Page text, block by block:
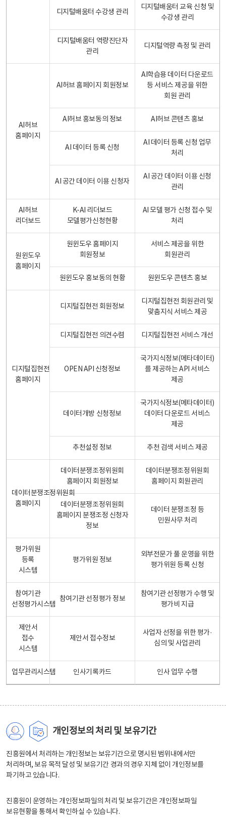
디지털배움터 수강생 관리
디지털배움터 교육 신청 및
수강생 관리
디지털배움터 역량진단자
관리
디지털역량 측정 및 관리
AI허브
홈페이지
AI허브 홈페이지 회원정보
AI학습용 데이터 다운로드
등 서비스 제공을 위한
회원 관리
AI허브 홍보동의 정보 AI허브 콘텐츠 홍보
AI 데이터 등록 신청
AI 데이터 등록 신청 업무
처리
AI 공간 데이터 이용 신청자
AI 공간 데이터 이용 신청
관리
AI허브
리더보드
K-AI 리더보드
모델평가신청현황
AI 모델 평가 신청 접수 및
처리
원윈도우
홈페이지
원윈도우 홈페이지
회원정보
서비스 제공을 위한
회원관리
원윈도우 홍보동의 현황 원윈도우 콘텐츠 홍보
디지털집현전
홈페이지
디지털집현전 회원정보
디지털집현전 회원관리 및
맞춤지식 서비스 제공
디지털집현전 의견수렴 디지털집현전 서비스 개선
OPEN API 신청정보
국가지식정보(메타데이터)
를 제공하는 API 서비스
제공
데이터개방 신청정보
국가지식정보(메타데이터)
데이터 다운로드 서비스
제공
추천설정 정보 추천 검색 서비스 제공
데이터분쟁조정위원회
홈페이지
데이터분쟁조정위원회
홈페이지 회원정보
데이터분쟁조정위원회
홈페이지 회원관리
데이터분쟁조정위원회
홈페이지 분쟁조정 신청자
정보
데이터 분쟁조정 등
민원사무 처리
평가위원
등록
시스템
평가위원 정보
외부전문가 풀 운영을 위한
평가위원 등록 신청
참여기관
선정평가시스템
참여기관 선정평가 정보
참여기관 선정평가 수행 및
평가비 지급
제안서
접수
시스템
제안서 접수정보
사업자 선정을 위한 평가·
심의 및 사업관리
업무관리시스템 인사기록카드 인사 업무 수행
개인정보의 처리 및 보유기간
진흥원에서 처리하는 개인정보는 보유기간으로 명시된 범위내에서만
처리하며, 보유 목적 달성 및 보유기간 경과의 경우 지체 없이 개인정보를
파기하고 있습니다.
진흥원이 운영하는 개인정보파일의 처리 및 보유기간은 개인정보파일
보유현황을 통해서 확인하실 수 있습니다.